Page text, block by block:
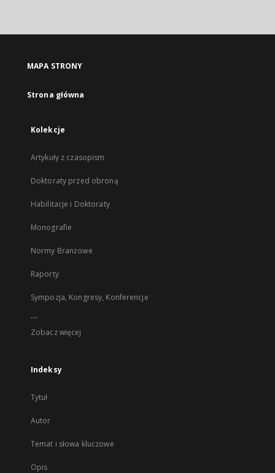
MAPA STRONY
Strona główna
Kolekcje
Artykuły z czasopism
Doktoraty przed obroną
Habilitacje i Doktoraty
Monografie
Normy Branżowe
Raporty
Sympozja, Kongresy, Konferencje
...
Zobacz więcej
Indeksy
Tytuł
Autor
Temat i słowa kluczowe
Opis